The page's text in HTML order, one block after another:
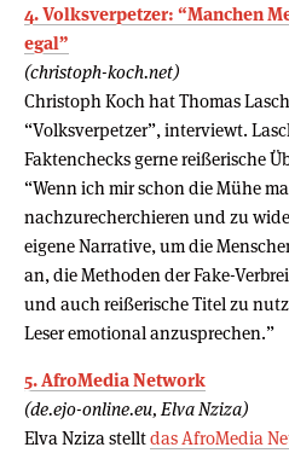
4. Volksverpetzer: “Manchen
egal”
(christoph-koch.net)
Christoph Koch hat Thomas
“Volksverpetzer”, interviewt.
Faktenchecks gerne reißerische
“Wenn ich mir schon die Mühe
nachzurecherchieren und zu
eigene Narrative, um die
an, die Methoden der Fake-
und auch reißerische Titel zu
Leser emotional anzusprechen.”
5. AfroMedia Network
(de.ejo-online.eu, Elva Nziza)
Elva Nziza stelltdas AfroMedia